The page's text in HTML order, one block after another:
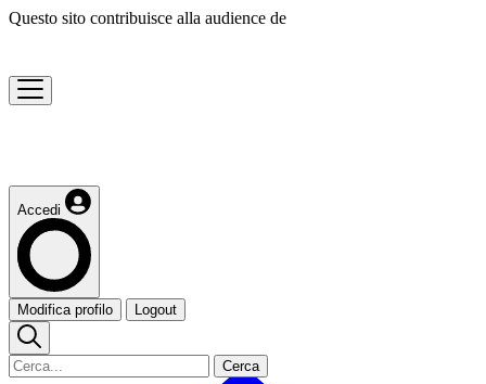
Questo sito contribuisce alla audience de
Accedi
Modifica profilo Logout
Cerca